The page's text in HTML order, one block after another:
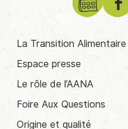
La Transition Alimentaire
Espace presse
Le rôle de l’AANA
Foire Aux Questions
Origine et qualité